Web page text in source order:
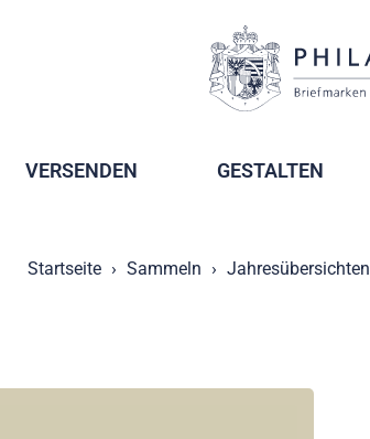
VERSENDEN GESTALTEN
Startseite Sammeln Jahresübersichten